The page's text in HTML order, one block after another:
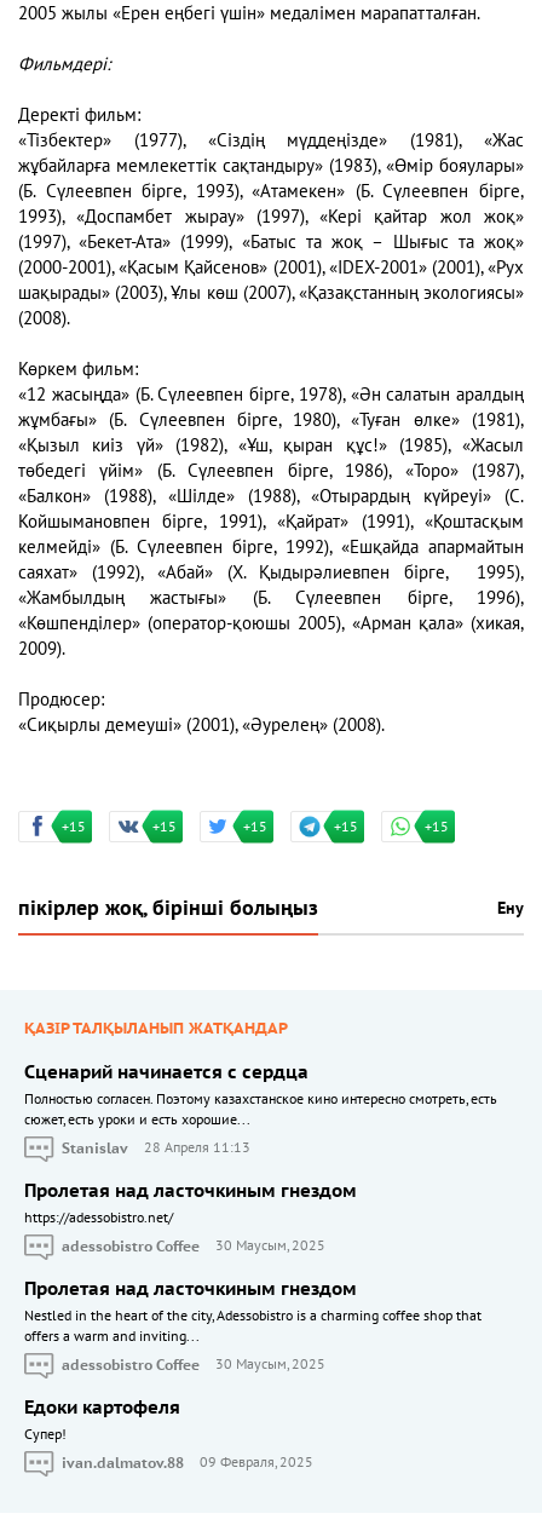
2005 жылы «Ерен еңбегі үшін» медалімен марапатталған.
Фильмдері:
Деректі фильм:
«Тізбектер» (1977), «Сіздің мүддеңізде» (1981), «Жас
жұбайларға мемлекеттік сақтандыру» (1983), «Өмір бояулары»
(Б. Сүлеевпен бірге, 1993), «Атамекен» (Б. Сүлеевпен бірге,
1993), «Доспамбет жырау» (1997), «Кері қайтар жол жоқ»
(1997), «Бекет-Ата» (1999), «Батыс та жоқ – Шығыс та жоқ»
(2000-2001), «Қасым Қайсенов» (2001), «IDEX-2001» (2001), «Рух
шақырады» (2003), Ұлы көш (2007), «Қазақстанның экологиясы»
(2008).
Көркем фильм:
«12 жасыңда» (Б. Сүлеевпен бірге, 1978), «Ән салатын аралдың
жұмбағы» (Б. Сүлеевпен бірге, 1980), «Туған өлке» (1981),
«Қызыл киіз үй» (1982), «Ұш, қыран құс!» (1985), «Жасыл
төбедегі үйім» (Б. Сүлеевпен бірге, 1986), «Торо» (1987),
«Балкон» (1988), «Шілде» (1988), «Отырардың күйреуі» (С.
Койшымановпен бірге, 1991), «Қайрат» (1991), «Қоштасқым
келмейді» (Б. Сүлеевпен бірге, 1992), «Ешқайда апармайтын
саяхат» (1992), «Абай» (Х. Қыдырәлиевпен бірге, 1995),
«Жамбылдың жастығы» (Б. Сүлеевпен бірге, 1996),
«Көшпенділер» (оператор-қоюшы 2005), «Арман қала» (хикая,
2009).
Продюсер:
«Сиқырлы демеуші» (2001), «Әурелең» (2008).
+15 +15 +15 +15 +15
пікірлер жоқ, бірінші болыңыз Ену
ҚАЗІР ТАЛҚЫЛАНЫП ЖАТҚАНДАР
Сценарий начинается с сердца
Полностью согласен. Поэтому казахстанское кино интересно смотреть, есть
сюжет, есть уроки и есть хорошие...
Stanislav
28 Апреля 11:13
Пролетая над ласточкиным гнездом
https://adessobistro.net/
adessobistro Coffee
30 Маусым, 2025
Пролетая над ласточкиным гнездом
Nestled in the heart of the city, Adessobistro is a charming coffee shop that
offers a warm and inviting...
adessobistro Coffee
30 Маусым, 2025
Едоки картофеля
Cупер!
ivan.dalmatov.88
09 Февраля, 2025